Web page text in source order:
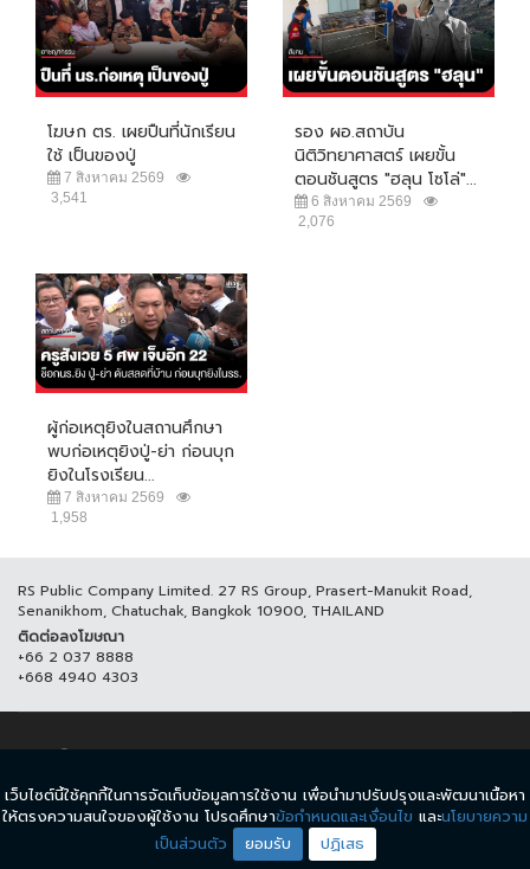
โฆษก ตร. เผยปืนที่นักเรียน
ใช้ เป็นของปู่
7 สิงหาคม 2569
3,541
รอง ผอ.สถาบัน
นิติวิทยาศาสตร์ เผยขั้น
ตอนชันสูตร "ฮลุน โซโล่"...
6 สิงหาคม 2569
2,076
ผู้ก่อเหตุยิงในสถานศึกษา
พบก่อเหตุยิงปู่-ย่า ก่อนบุก
ยิงในโรงเรียน...
7 สิงหาคม 2569
1,958
RS Public Company Limited. 27 RS Group, Prasert-Manukit Road,
Senanikhom, Chatuchak, Bangkok 10900, THAILAND
ติดต่อลงโฆษณา
+66 2 037 8888
+668 4940 4303
© COPYRIGHT 2017 THAICH8.COM, ALL RIGHT RESERVED.
ข้อกำหนดและเงื่อนไข นโยบายความเป็นส่วนตัว
เว็บไซต์นี้ใช้คุกกี้ในการจัดเก็บข้อมูลการใช้งาน เพื่อนำมาปรับปรุงและพัฒนาเนื้อหา
ให้ตรงความสนใจของผู้ใช้งาน โปรดศึกษาข้อกำหนดและเงื่อนไข และนโยบายความ
เป็นส่วนตัว
ยอมรับ ปฏิเสธ